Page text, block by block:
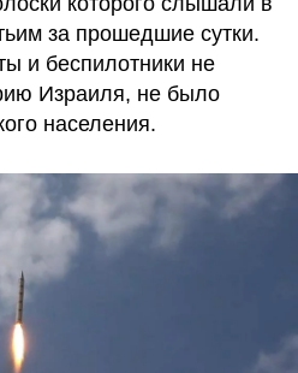
за прошедшие сутки.
и беспилотники не
Израиля, не было
населения.